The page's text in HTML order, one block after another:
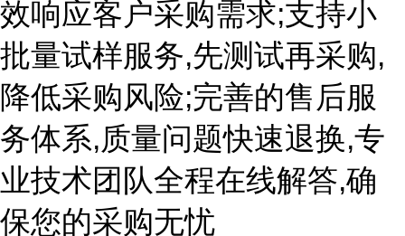
效响应客户采购需求;支持小
批量试样服务,先测试再采购,
降低采购风险;完善的售后服
务体系,质量问题快速退换,专
业技术团队全程在线解答,确
保您的采购无忧